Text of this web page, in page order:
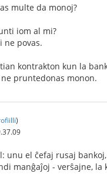
multe da monoj?
iom al mi?
ne povas.
kontrakton kun la
pruntedonas monon.
)
unu el ĉefaj rusaj
manĝaĵoj - verŝajne, la